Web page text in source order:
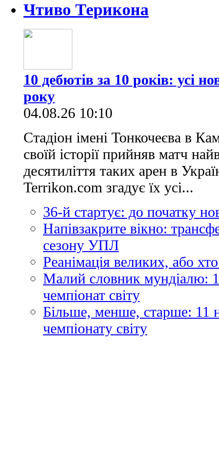
Чтиво Терикона
10 дебютів за 10 років: усі
року
04.08.26 10:10
Стадіон імені Тонкочеєва в
своїй історії прийняв матч
десятиліття таких арен в
Terrikon.com згадує їх усі...
36-й стартує: до початку
Напівзакрите вікно:
сезону УПЛ
Реанімація великих, або
Малий словник мундіалю:
чемпіонат світу
Більше, менше, старше: 11
чемпіонату світу